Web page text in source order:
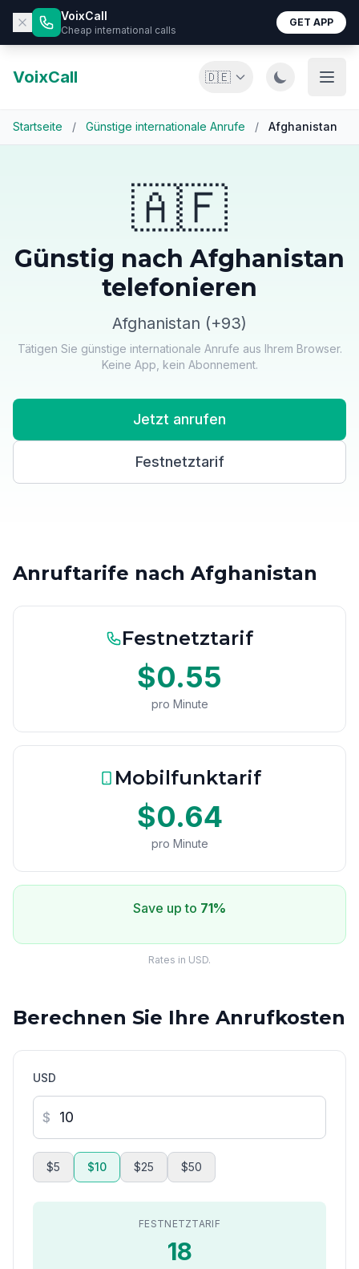
VoixCall
Cheap international calls
GET APP
VoixCall 🇩🇪
Startseite / Günstige internationale Anrufe / Afghanistan
🇦🇫
Günstig nach Afghanistan
telefonieren
Afghanistan (+93)
Tätigen Sie günstige internationale Anrufe aus Ihrem Browser.
Keine App, kein Abonnement.
Jetzt anrufen
Festnetztarif
Anruftarife nach Afghanistan
Festnetztarif
$0.55
pro Minute
Mobilfunktarif
$0.64
pro Minute
Save up to 71%
Rates in USD.
Berechnen Sie Ihre Anrufkosten
USD
$
$5 $10 $25 $50
FESTNETZTARIF
18